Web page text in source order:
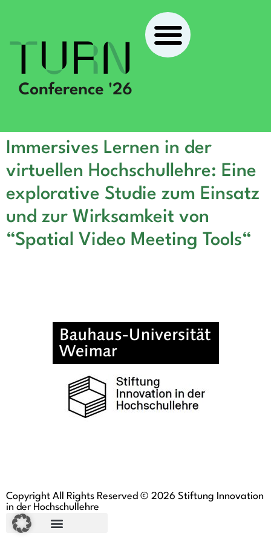
Immersives Lernen in der
virtuellen Hochschullehre: Eine
explorative Studie zum Einsatz
und zur Wirksamkeit von
“Spatial Video Meeting Tools“
Copyright All Rights Reserved © 2026 Stiftung Innovation
in der Hochschullehre